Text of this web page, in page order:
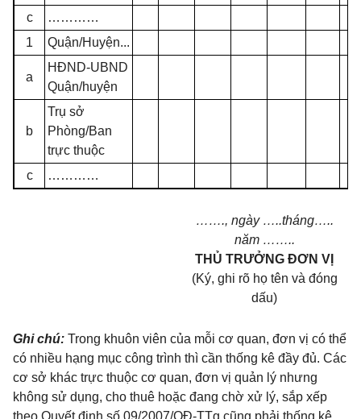
c
…………
1
Quận/Huyện...
a
HĐND-UBND
Quận/huyện
b
Trụ sở
Phòng/Ban
trực thuộc
c
…………
……., ngày …..tháng…..
năm ……..
THỦ TRƯỞNG ĐƠN VỊ
(Ký, ghi rõ họ tên và đóng
dấu)
Ghi chú: Trong khuôn viên của mỗi cơ quan, đơn vị có thể
có nhiều hạng mục công trình thì cần thống kê đầy đủ. Các
cơ sở khác trực thuộc cơ quan, đơn vị quản lý nhưng
không sử dụng, cho thuê hoặc đang chờ xử lý, sắp xếp
theo Quyết định số 09/2007/QĐ-TTg cũng phải thống kê